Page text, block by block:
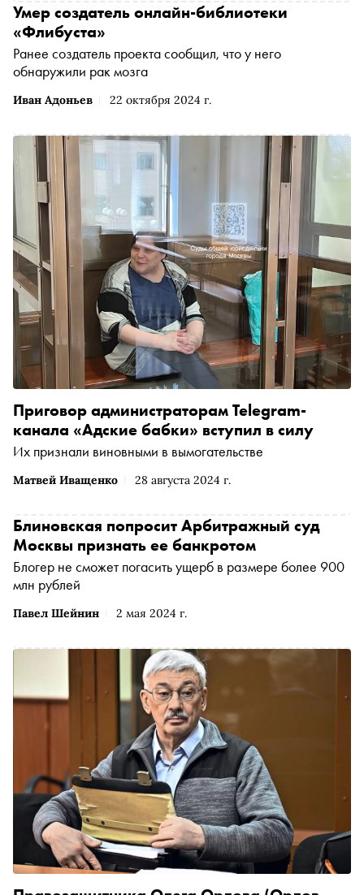
Иван Адоньев 22 октября 2024 г.
Умер создатель онлайн-библиотеки
«Флибуста»
Ранее создатель проекта сообщил, что у него
обнаружили рак мозга
Матвей Иващенко 28 августа 2024 г.
Приговор администраторам Telegram-
канала «Адские бабки» вступил в силу
Их признали виновными в вымогательстве
Павел Шейнин 2 мая 2024 г.
Блиновская попросит Арбитражный суд
Москвы признать ее банкротом
Блогер не сможет погасить ущерб в размере более 900
млн рублей